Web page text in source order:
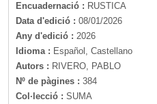
Encuadernació : RUSTICA
Data d'edició : 08/01/2026
Any d'edició : 2026
Idioma : Español, Castellano
Autors : RIVERO, PABLO
Nº de pàgines : 384
Col·lecció : SUMA